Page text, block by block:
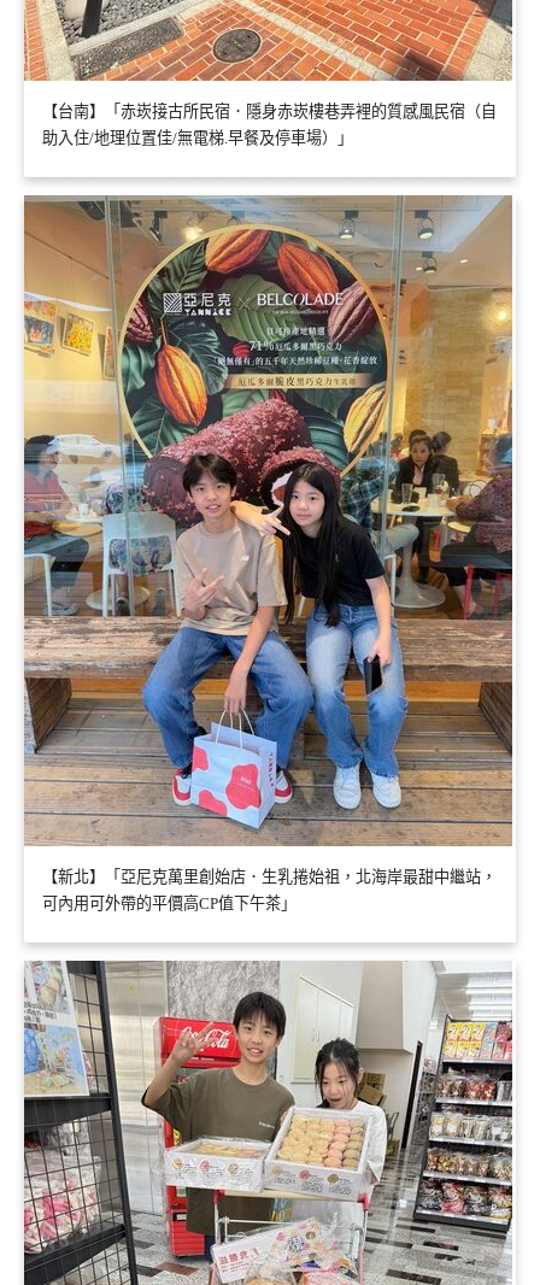
【台南】「赤崁接古所民宿．隱身赤崁樓巷弄裡的質感風民宿（自
助入住/地理位置佳/無電梯.早餐及停車場）」
【新北】「亞尼克萬里創始店．生乳捲始祖，北海岸最甜中繼站，
可內用可外帶的平價高CP值下午茶」